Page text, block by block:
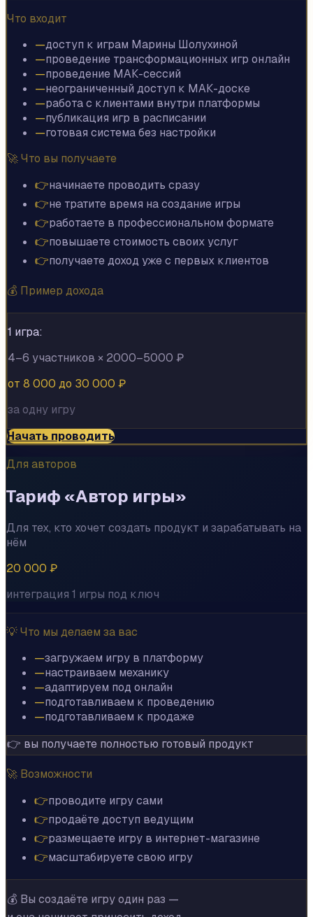
Что входит
—доступ к играм Марины Шолухиной
—проведение трансформационных игр онлайн
—проведение МАК-сессий
—неограниченный доступ к МАК-доске
—работа с клиентами внутри платформы
—публикация игр в расписании
—готовая система без настройки
🚀 Что вы получаете
👉начинаете проводить сразу
👉не тратите время на создание игры
👉работаете в профессиональном формате
👉повышаете стоимость своих услуг
👉получаете доход уже с первых клиентов
💰 Пример дохода
1 игра:
4–6 участников × 2000–5000 ₽
от 8 000 до 30 000 ₽
за одну игру
Начать проводить
Для авторов
Тариф «Автор игры»
Для тех, кто хочет создать продукт и зарабатывать на
нём
20 000 ₽
интеграция 1 игры под ключ
💡 Что мы делаем за вас
—загружаем игру в платформу
—настраиваем механику
—адаптируем под онлайн
—подготавливаем к проведению
—подготавливаем к продаже
👉 вы получаете полностью готовый продукт
🚀 Возможности
👉проводите игру сами
👉продаёте доступ ведущим
👉размещаете игру в интернет-магазине
👉масштабируете свою игру
💰 Вы создаёте игру один раз —